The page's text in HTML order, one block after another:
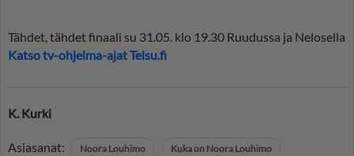
Tähdet, tähdet finaali su 31.05. klo 19.30 Ruudussa ja Nelosella
Katso tv-ohjelma-ajat Telsu.fi
K. Kurki
Asiasanat: Noora Louhimo Kuka on Noora Louhimo